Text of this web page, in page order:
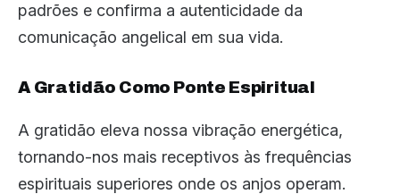
padrões e confirma a autenticidade da
comunicação angelical em sua vida.
A Gratidão Como Ponte Espiritual
A gratidão eleva nossa vibração energética,
tornando-nos mais receptivos às frequências
espirituais superiores onde os anjos operam.